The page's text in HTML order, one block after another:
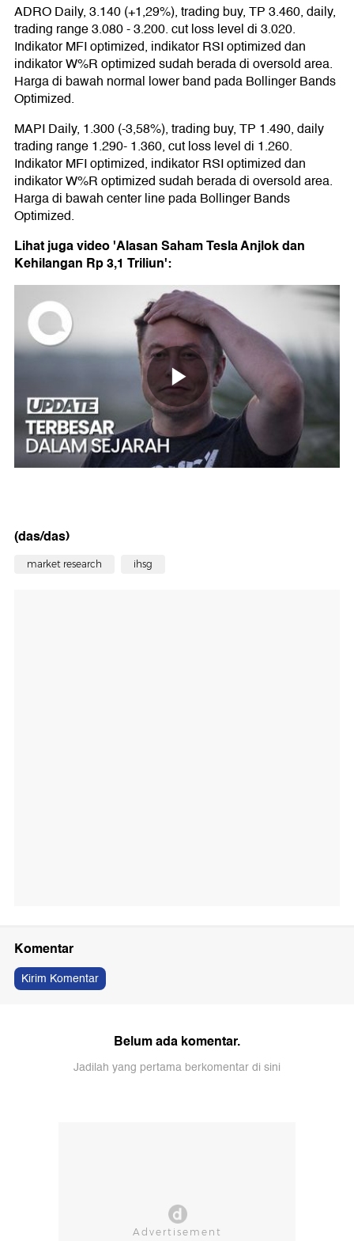
ADRO Daily, 3.140 (+1,29%), trading buy, TP 3.460, daily,
trading range 3.080 - 3.200. cut loss level di 3.020.
Indikator MFI optimized, indikator RSI optimized dan
indikator W%R optimized sudah berada di oversold area.
Harga di bawah normal lower band pada Bollinger Bands
Optimized.
MAPI Daily, 1.300 (-3,58%), trading buy, TP 1.490, daily
trading range 1.290- 1.360, cut loss level di 1.260.
Indikator MFI optimized, indikator RSI optimized dan
indikator W%R optimized sudah berada di oversold area.
Harga di bawah center line pada Bollinger Bands
Optimized.
Lihat juga video 'Alasan Saham Tesla Anjlok dan
Kehilangan Rp 3,1 Triliun':
(das/das)
market research ihsg
Komentar
Kirim Komentar
Belum ada komentar.
Jadilah yang pertama berkomentar di sini